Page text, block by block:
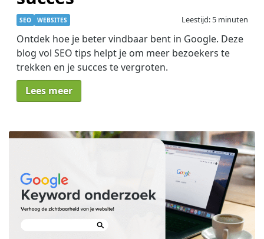
SEO WEBSITES Leestijd: 5 minuten
Ontdek hoe je beter vindbaar bent in Google. Deze
blog vol SEO tips helpt je om meer bezoekers te
trekken en je succes te vergroten.
Lees meer